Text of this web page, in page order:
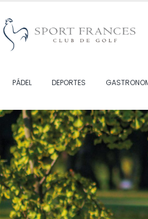
PÁDEL DEPORTES